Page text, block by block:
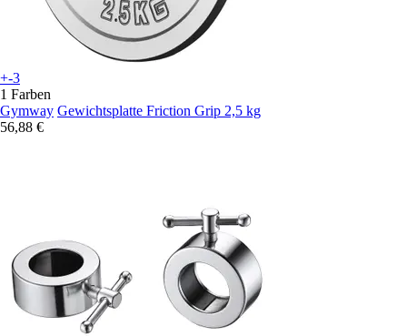
+-3
1 Farben
Gymway Gewichtsplatte Friction Grip 2,5 kg
56,88 €